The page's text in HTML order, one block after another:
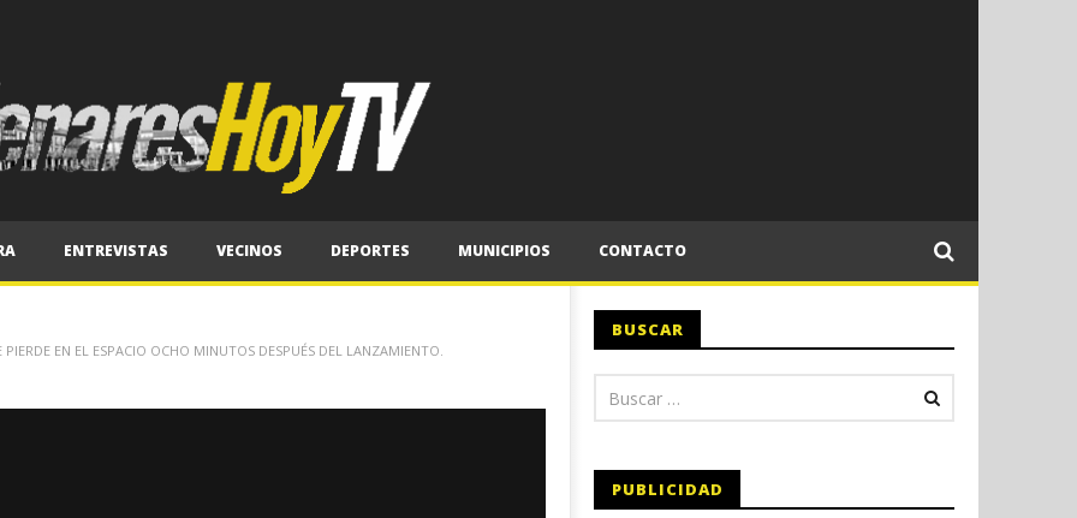
ENTREVISTAS VECINOS DEPORTES MUNICIPIOS CONTACTO
EN EL ESPACIO OCHO MINUTOS DESPUÉS DEL LANZAMIENTO.
BUSCAR
PUBLICIDAD